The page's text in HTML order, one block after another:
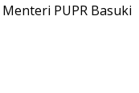
PUPR Basuki